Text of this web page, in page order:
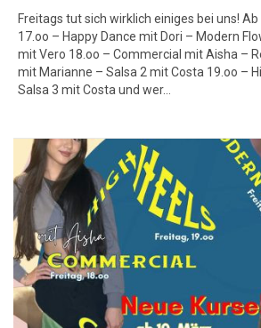
Freitags tut sich wirklich einiges bei uns!
17.oo – Happy Dance mit Dori – Modern
mit Vero 18.oo – Commercial mit Aisha –
mit Marianne – Salsa 2 mit Costa 19.oo –
Salsa 3 mit Costa und wer…